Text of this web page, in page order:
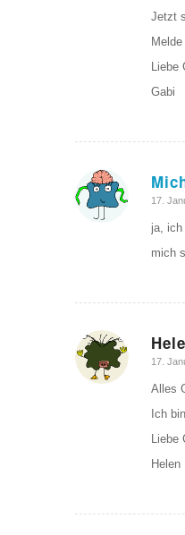
Jetzt
Liebe
Gabi
17.
ja, ich
mich
17.
Alles
Ich
Liebe
Helen